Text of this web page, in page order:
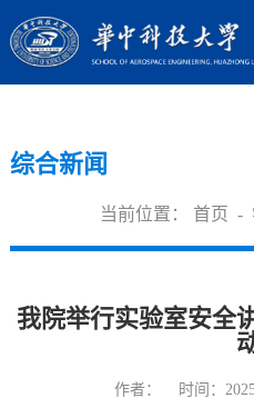
综合新闻
当前位置： 首页 -
我院举行实验室安全
作者： 时间：